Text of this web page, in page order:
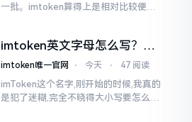
一批。imtoken算得上是相对比较便于
就得去寻觅电脑端的入口。
imtoken英文字母怎么写？正
确拼写看这里
imtoken唯一官网 ⋅ 今天 ⋅ 47 阅读
imToken这个名字,刚开始的时候,我真的
是犯了迷糊,完全不晓得大小写要怎么去